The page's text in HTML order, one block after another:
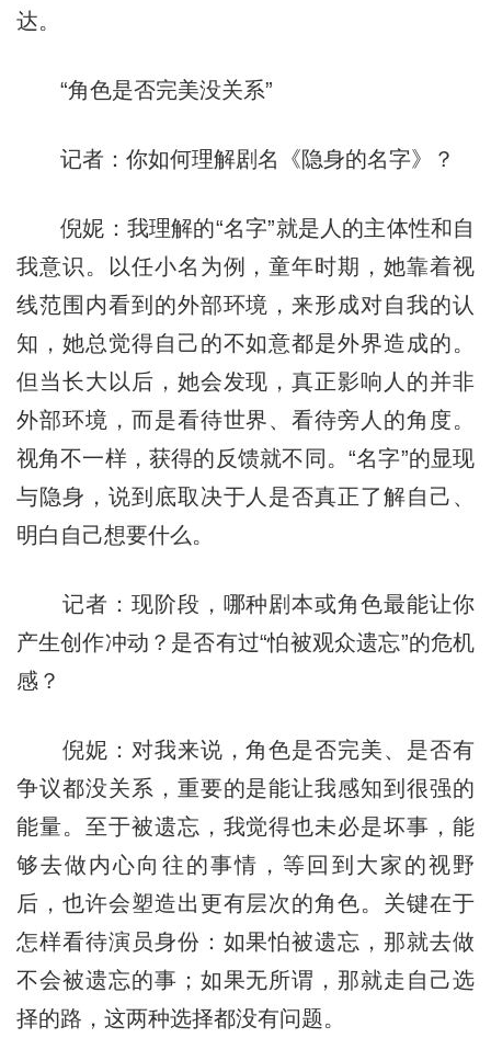
达。
“角色是否完美没关系”
记者：你如何理解剧名《隐身的名字》？
倪妮：我理解的“名字”就是人的主体性和自
我意识。以任小名为例，童年时期，她靠着视
线范围内看到的外部环境，来形成对自我的认
知，她总觉得自己的不如意都是外界造成的。
但当长大以后，她会发现，真正影响人的并非
外部环境，而是看待世界、看待旁人的角度。
视角不一样，获得的反馈就不同。“名字”的显现
与隐身，说到底取决于人是否真正了解自己、
明白自己想要什么。
记者：现阶段，哪种剧本或角色最能让你
产生创作冲动？是否有过“怕被观众遗忘”的危机
感？
倪妮：对我来说，角色是否完美、是否有
争议都没关系，重要的是能让我感知到很强的
能量。至于被遗忘，我觉得也未必是坏事，能
够去做内心向往的事情，等回到大家的视野
后，也许会塑造出更有层次的角色。关键在于
怎样看待演员身份：如果怕被遗忘，那就去做
不会被遗忘的事；如果无所谓，那就走自己选
择的路，这两种选择都没有问题。